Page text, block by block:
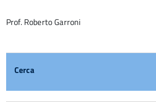
Prof. Roberto Garroni
Cerca